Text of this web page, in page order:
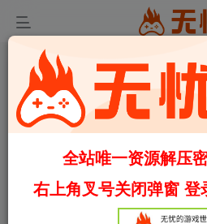
00:00/01:19
全站唯一资源解压
右上角叉号关闭弹窗